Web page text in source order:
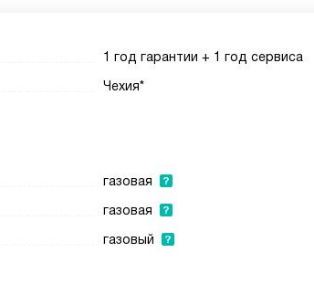
1 год гарантии + 1 год сервиса
Чехия*
газовая
газовая
газовый